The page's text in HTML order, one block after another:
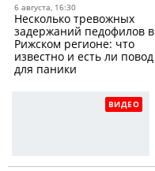
6 августа, 16:30
Несколько тревожных
задержаний педофилов в
Рижском регионе: что
известно и есть ли повод
для паники
ВИДЕО